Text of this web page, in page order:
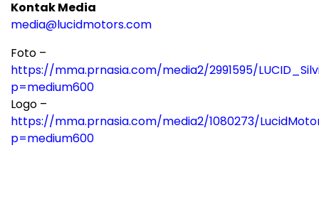
Kontak Media
media@lucidmotors.com
Foto –
https://mma.prnasia.com/media2/2991595/
p=medium600
Logo –
https://mma.prnasia.com/media2/1080273/
p=medium600